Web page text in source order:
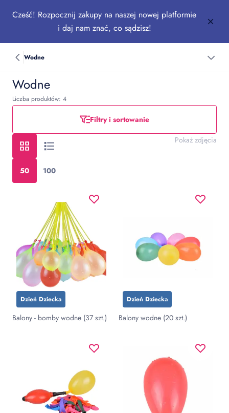
Cześć! Rozpocznij zakupy na naszej nowej platformie
i daj nam znać, co sądzisz!
Wodne
Wodne
Liczba produktów: 4
Filtry i sortowanie
50 100
Pokaż zdjęcia
Dzień Dziecka
Balony - bomby wodne (37 szt.)
Dzień Dziecka
Balony wodne (20 szt.)